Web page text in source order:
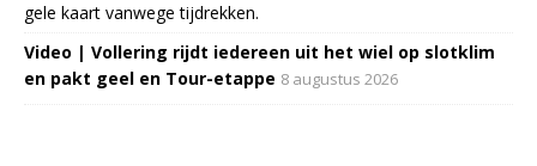
gele kaart vanwege tijdrekken.
Video | Vollering rijdt iedereen uit het wiel op slotklim
en pakt geel en Tour-etappe 8 augustus 2026